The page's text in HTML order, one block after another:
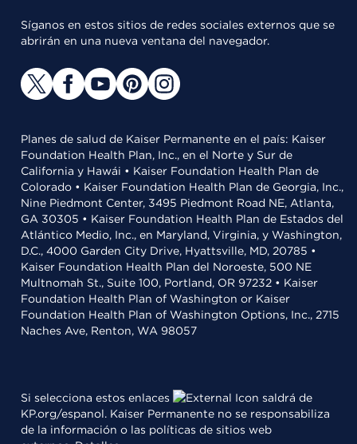
Síganos en estos sitios de redes sociales externos que se
abrirán en una nueva ventana del navegador.
Planes de salud de Kaiser Permanente en el país: Kaiser
Foundation Health Plan, Inc., en el Norte y Sur de
California y Hawái • Kaiser Foundation Health Plan de
Colorado • Kaiser Foundation Health Plan de Georgia, Inc.,
Nine Piedmont Center, 3495 Piedmont Road NE, Atlanta,
GA 30305 • Kaiser Foundation Health Plan de Estados del
Atlántico Medio, Inc., en Maryland, Virginia, y Washington,
D.C., 4000 Garden City Drive, Hyattsville, MD, 20785 •
Kaiser Foundation Health Plan del Noroeste, 500 NE
Multnomah St., Suite 100, Portland, OR 97232 • Kaiser
Foundation Health Plan of Washington or Kaiser
Foundation Health Plan of Washington Options, Inc., 2715
Naches Ave, Renton, WA 98057
Si selecciona estos enlaces
saldrá de
KP.org/espanol. Kaiser Permanente no se responsabiliza
de la información o las políticas de sitios web